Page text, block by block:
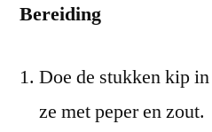
Bereiding
Doe de stukken kip
ze met peper en zout.